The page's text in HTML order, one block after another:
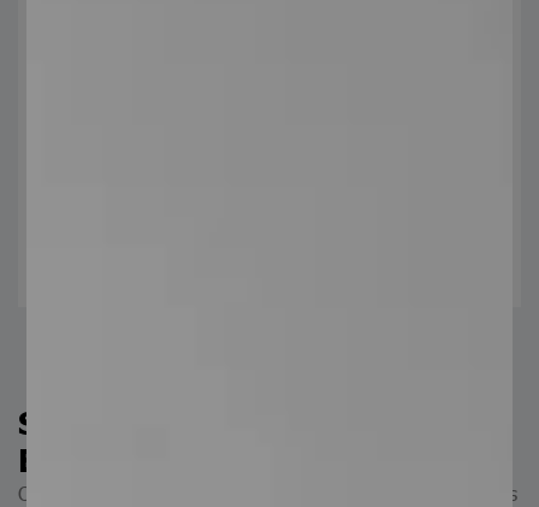
Servicios de Serviacero
Electroforjados
Ofrecemos servicios integrales adaptados a las necesidades